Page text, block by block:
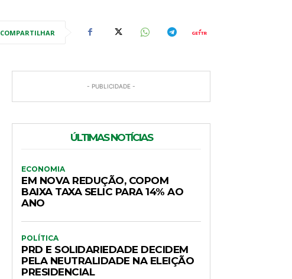
COMPARTILHAR
- PUBLICIDADE -
ÚLTIMAS NOTÍCIAS
ECONOMIA
EM NOVA REDUÇÃO, COPOM
BAIXA TAXA SELIC PARA 14% AO
ANO
POLÍTICA
PRD E SOLIDARIEDADE DECIDEM
PELA NEUTRALIDADE NA ELEIÇÃO
PRESIDENCIAL